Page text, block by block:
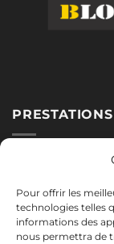
Pour offrir les
technologies telles
informations des
nous permettra de
PRESTATIONS
Réalisations